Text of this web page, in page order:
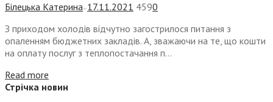
Білецька Катерина— 17.11.2021 4590
З приходом холодів відчутно загострилося питання з
опаленням бюджетних закладів. А, зважаючи на те, що кошти
на оплату послуг з теплопостачання п...
Read more
Стрічка новин